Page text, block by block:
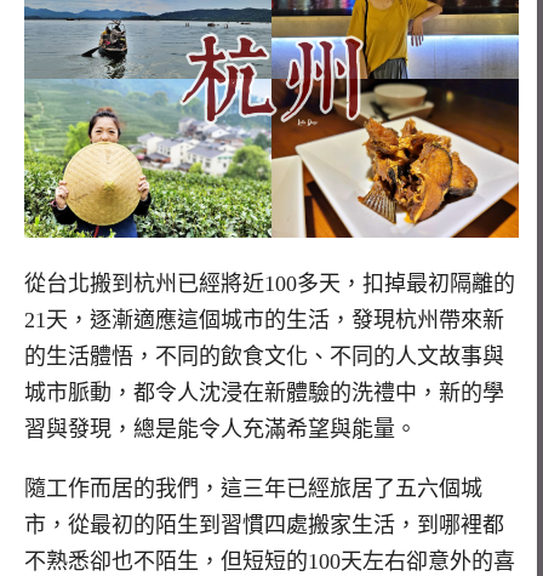
從台北搬到杭州已經將近100多天，扣掉最初隔離的
21天，逐漸適應這個城市的生活，發現杭州帶來新
的生活體悟，不同的飲食文化、不同的人文故事與
城市脈動，都令人沈浸在新體驗的洗禮中，新的學
習與發現，總是能令人充滿希望與能量。
隨工作而居的我們，這三年已經旅居了五六個城
市，從最初的陌生到習慣四處搬家生活，到哪裡都
不熟悉卻也不陌生，但短短的100天左右卻意外的喜